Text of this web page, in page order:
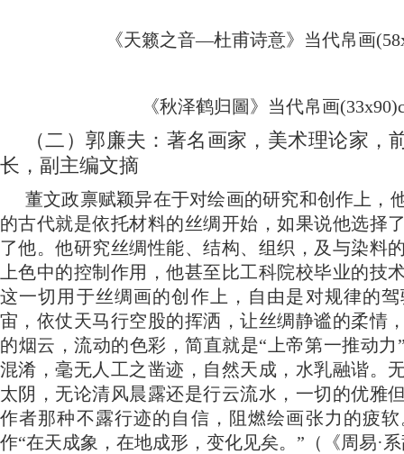
《天籁之音—杜甫诗意》当代帛画
《秋泽鹤归圖》当代帛画
（二）郭廉夫：著名画家，美术理论家，
长，副主编文摘
董文政禀赋颖异在于对绘画的研究和创作上，
的古代就是依托材料的丝绸开始，如果说他选择
了他。他研究丝绸性能、结构、组织，及与染料
上色中的控制作用，他甚至比工科院校毕业的技
这一切用于丝绸画的创作上，自由是对规律的
宙，依仗天马行空股的挥洒，让丝绸静谧的柔情
的烟云，流动的色彩，简直就是“上帝第一推动
混淆，毫无人工之凿迹，自然天成，水乳融谐。
太阴，无论清风晨露还是行云流水，一切的优雅
作者那种不露行迹的自信，阻燃绘画张力的疲
作“在天成象，在地成形，变化见矣。”（《周易·